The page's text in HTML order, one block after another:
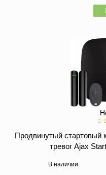
Продвинутый стартовый
тревог Ajax
В наличии